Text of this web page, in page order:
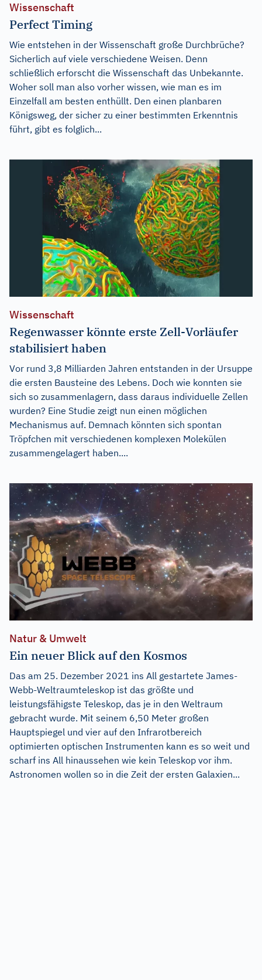
Wissenschaft
Perfect Timing
Wie entstehen in der Wissenschaft große Durchbrüche?
Sicherlich auf viele verschiedene Weisen. Denn
schließlich erforscht die Wissenschaft das Unbekannte.
Woher soll man also vorher wissen, wie man es im
Einzelfall am besten enthüllt. Den einen planbaren
Königsweg, der sicher zu einer bestimmten Erkenntnis
führt, gibt es folglich...
Wissenschaft
Regenwasser könnte erste Zell-Vorläufer
stabilisiert haben
Vor rund 3,8 Milliarden Jahren entstanden in der Ursuppe
die ersten Bausteine des Lebens. Doch wie konnten sie
sich so zusammenlagern, dass daraus individuelle Zellen
wurden? Eine Studie zeigt nun einen möglichen
Mechanismus auf. Demnach könnten sich spontan
Tröpfchen mit verschiedenen komplexen Molekülen
zusammengelagert haben....
Natur & Umwelt
Ein neuer Blick auf den Kosmos
Das am 25. Dezember 2021 ins All gestartete James-
Webb-Weltraumteleskop ist das größte und
leistungsfähigste Teleskop, das je in den Weltraum
gebracht wurde. Mit seinem 6,50 Meter großen
Hauptspiegel und vier auf den Infrarotbereich
optimierten optischen Instrumenten kann es so weit und
scharf ins All hinaussehen wie kein Teleskop vor ihm.
Astronomen wollen so in die Zeit der ersten Galaxien...